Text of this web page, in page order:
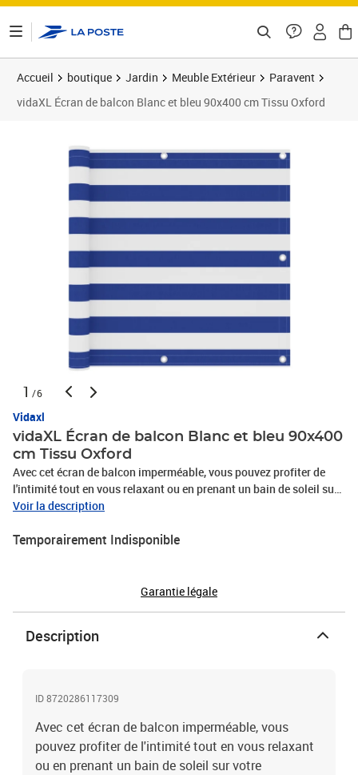
Accueil boutique Jardin Meuble Extérieur
Paravent
vidaXL Écran de balcon Blanc et bleu 90x400 cm Tissu Oxford
1 /6
Vidaxl
vidaXL Écran de balcon Blanc et bleu 90x400
cm Tissu Oxford
Avec cet écran de balcon imperméable, vous pouvez profiter de
l'intimité tout en vous relaxant ou en prenant un bain de soleil sur
votre balcon. Fabriqué d'un tissu Oxford spécial enduit de PU, le
paravent peut être facilement attaché au balcon à l'aide de ses
(L x l)ImperméableProtection UVOeillets en aluminiumCorde
Voir la description
Temporairement Indisponible
Garantie légale
Description
ID 8720286117309
Avec cet écran de balcon imperméable, vous
pouvez profiter de l'intimité tout en vous relaxant
ou en prenant un bain de soleil sur votre